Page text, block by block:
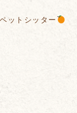
ットシッター